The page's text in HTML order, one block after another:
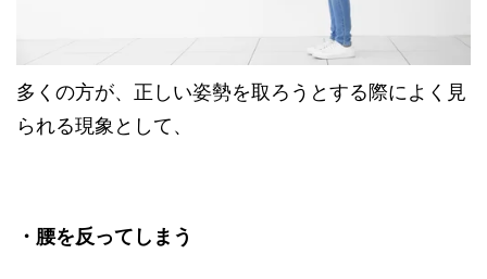
多くの方が、正しい姿勢を取ろうとする際によく見
られる現象として、
・腰を反ってしまう